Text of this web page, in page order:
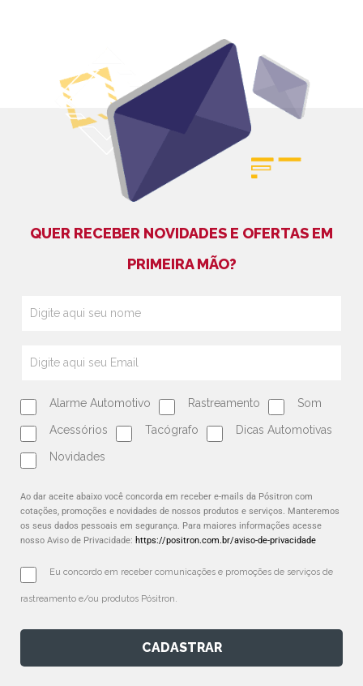
QUER RECEBER NOVIDADES E OFERTAS EM
PRIMEIRA MÃO?
Alarme Automotivo Rastreamento Som
Acessórios Tacógrafo Dicas Automotivas
Novidades
Ao dar aceite abaixo você concorda em receber e-mails da Pósitron com
cotações, promoções e novidades de nossos produtos e serviços. Manteremos
os seus dados pessoais em segurança. Para maiores informações acesse
nosso Aviso de Privacidade: https://positron.com.br/aviso-de-privacidade
Eu concordo em receber comunicações e promoções de serviços de
rastreamento e/ou produtos Pósitron.
CADASTRAR